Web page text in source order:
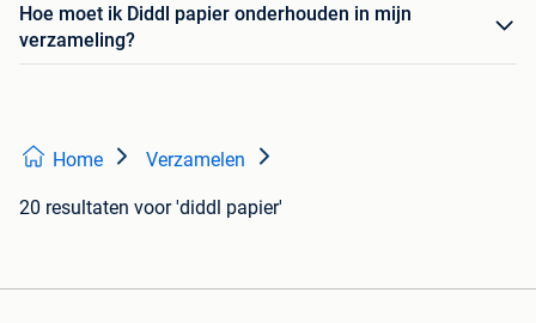
Hoe moet ik Diddl papier onderhouden in mijn
verzameling?
Home Verzamelen
20 resultaten voor 'diddl papier'